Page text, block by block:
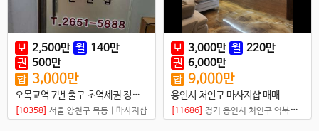
보 2,500만 월 140만
권 500만
합 3,000만
오목교역 7번 출구 초역세권 정통마사지샵 매매
[10358] 서울 양천구 목동 마사지샵
보 3,000만 월 220만
권 6,000만
합 9,000만
용인시 처인구 마사지샵 매매
[11686] 경기 용인시 처인구 역북동